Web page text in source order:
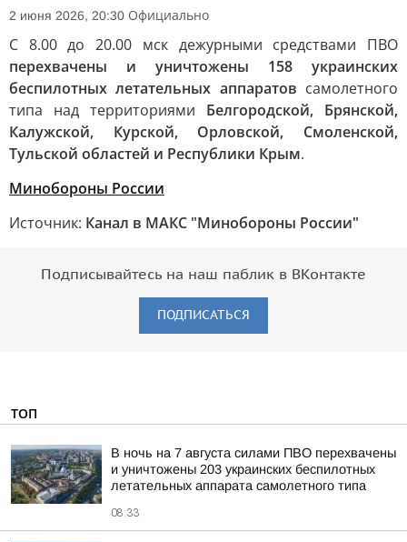
2 июня 2026, 20:30 Официально
С 8.00 до 20.00 мск дежурными средствами ПВО
перехвачены и уничтожены 158 украинских
беспилотных летательных аппаратов самолетного
типа над территориями Белгородской, Брянской,
Калужской, Курской, Орловской, Смоленской,
Тульской областей и Республики Крым.
Минобороны России
Источник: Канал в МАКС "Минобороны России"
Подписывайтесь на наш паблик в ВКонтакте
ПОДПИСАТЬСЯ
ТОП
В ночь на 7 августа силами ПВО перехвачены
и уничтожены 203 украинских беспилотных
летательных аппарата самолетного типа
08:33